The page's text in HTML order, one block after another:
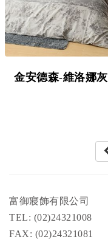
金安德森-維洛娜灰
富御寢飾有限公司
TEL: (02)24321008
FAX: (02)24321081